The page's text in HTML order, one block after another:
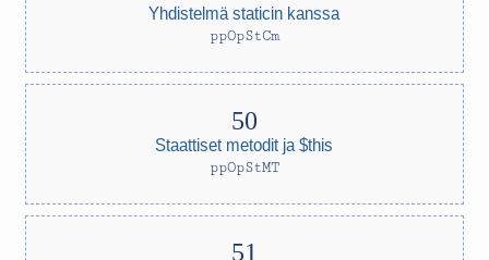
Yhdistelmä staticin kanssa
ppOpStCm
Staattiset metodit ja $this
ppOpStMT